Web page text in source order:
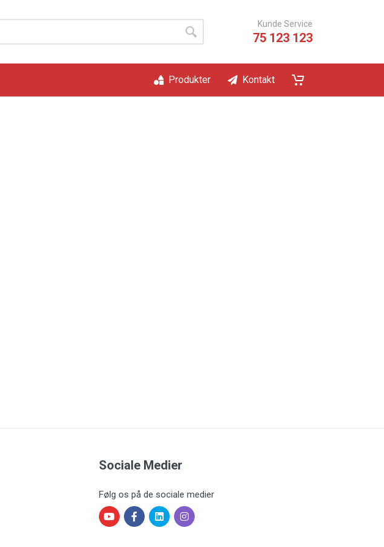
Kunde Service
75 123 123
Produkter Kontakt
Sociale Medier
Følg os på de sociale medier